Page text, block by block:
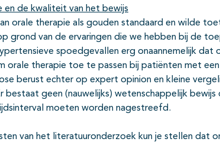
en de kwaliteit van het bewijs
orale therapie als gouden standaard en wilde
grond van de ervaringen die we hebben bij de
spoedgevallen erg onaannemelijk dat
orale therapie toe te passen bij patiënten met
berust echter op expert opinion en kleine
bestaat geen (nauwelijks) wetenschappelijk bewijs
moeten worden nagestreefd.
van het literatuuronderzoek kun je stellen dat